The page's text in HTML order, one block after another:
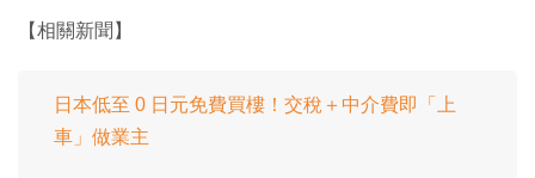
【相關新聞】
日本低至 0 日元免費買樓！交稅＋中介費即「上
車」做業主